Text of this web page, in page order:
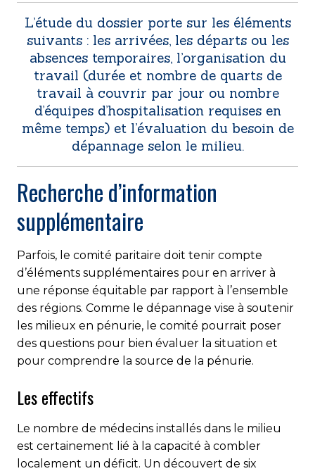
L’étude du dossier porte sur les éléments
suivants : les arrivées, les départs ou les
absences temporaires, l’organisation du
travail (durée et nombre de quarts de
travail à couvrir par jour ou nombre
d’équipes d’hospitalisation requises en
même temps) et l’évaluation du besoin de
dépannage selon le milieu.
Recherche d’information
supplémentaire
Parfois, le comité paritaire doit tenir compte
d’éléments supplémentaires pour en arriver à
une réponse équitable par rapport à l’ensemble
des régions. Comme le dépannage vise à soutenir
les milieux en pénurie, le comité pourrait poser
des questions pour bien évaluer la situation et
pour comprendre la source de la pénurie.
Les effectifs
Le nombre de médecins installés dans le milieu
est certainement lié à la capacité à combler
localement un déficit. Un découvert de six